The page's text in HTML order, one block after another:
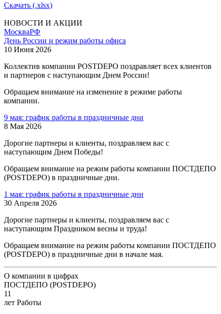
Скачать (.xlsx)
НОВОСТИ И АКЦИИ
МоскваРФ
День России и режим работы офиса
10 Июня 2026
Коллектив компании POSTDEPO поздравляет всех клиентов
и партнеров с наступающим Днем России!
Обращаем внимание на изменение в режиме работы
компании.
9 мая: график работы в праздничные дни
8 Мая 2026
Дорогие партнеры и клиенты, поздравляем вас с
наступающим Днем Победы!
Обращаем внимание на режим работы компании ПОСТДЕПО
(POSTDEPO) в праздничные дни.
1 мая: график работы в праздничные дни
30 Апреля 2026
Дорогие партнеры и клиенты, поздравляем вас с
наступающим Праздником весны и труда!
Обращаем внимание на режим работы компании ПОСТДЕПО
(POSTDEPO) в праздничные дни в начале мая.
О компании в цифрах
ПОСТДЕПО (POSTDEPO)
11
лет Работы